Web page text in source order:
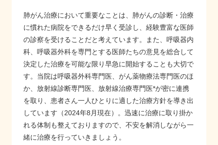
肺がん治療において重要なことは、肺がんの診断・治療
に慣れた病院をできるだけ早く受診し、経験豊富な医師
の診察を受けることだと考えています。また、呼吸器内
科、呼吸器外科を専門とする医師たちの意見を総合して
決定した治療を可能な限り早急に開始することも大切で
す。当院は呼吸器外科専門医、がん薬物療法専門医のほ
か、放射線診断専門医、放射線治療専門医*が密に連携
を取り、患者さん一人ひとりに適した治療方針を導き出
しています（2024年8月現在）。迅速に治療に取り掛か
れる体制も整えておりますので、不安を解消しながら一
緒に治療を行っていきましょう。